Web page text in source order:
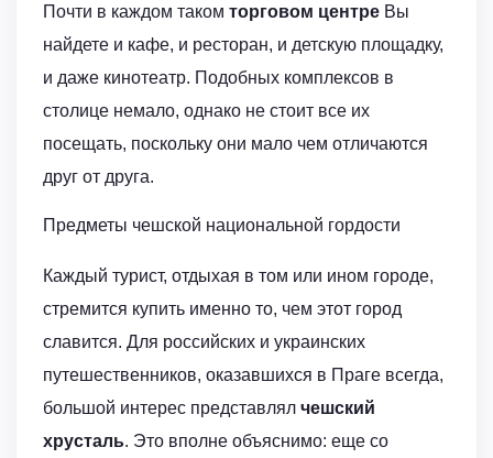
Почти в каждом таком торговом центре Вы
найдете и кафе, и ресторан, и детскую площадку,
и даже кинотеатр. Подобных комплексов в
столице немало, однако не стоит все их
посещать, поскольку они мало чем отличаются
друг от друга.
Предметы чешской национальной гордости
Каждый турист, отдыхая в том или ином городе,
стремится купить именно то, чем этот город
славится. Для российских и украинских
путешественников, оказавшихся в Праге всегда,
большой интерес представлял чешский
хрусталь. Это вполне объяснимо: еще со